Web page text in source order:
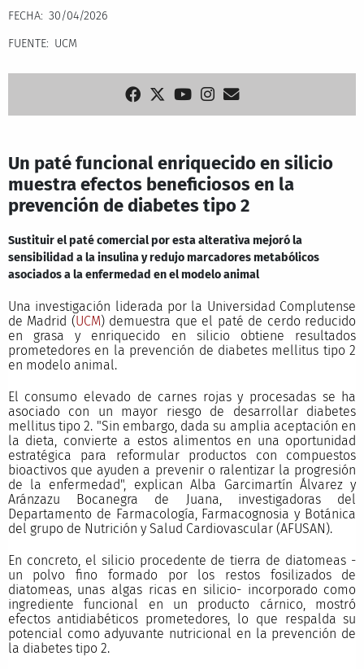
FECHA
30/04/2026
FUENTE
UCM
Un paté funcional enriquecido en silicio
muestra efectos beneficiosos en la
prevención de diabetes tipo 2
Sustituir el paté comercial por esta alterativa mejoró la
sensibilidad a la insulina y redujo marcadores metabólicos
asociados a la enfermedad en el modelo animal
Una investigación liderada por la Universidad Complutense
de Madrid (UCM) demuestra que el paté de cerdo reducido
en grasa y enriquecido en silicio obtiene resultados
prometedores en la prevención de diabetes mellitus tipo 2
en modelo animal.
El consumo elevado de carnes rojas y procesadas se ha
asociado con un mayor riesgo de desarrollar diabetes
mellitus tipo 2. "Sin embargo, dada su amplia aceptación en
la dieta, convierte a estos alimentos en una oportunidad
estratégica para reformular productos con compuestos
bioactivos que ayuden a prevenir o ralentizar la progresión
de la enfermedad", explican Alba Garcimartín Álvarez y
Aránzazu Bocanegra de Juana, investigadoras del
Departamento de Farmacología, Farmacognosia y Botánica
del grupo de Nutrición y Salud Cardiovascular (AFUSAN).
En concreto, el silicio procedente de tierra de diatomeas -
un polvo fino formado por los restos fosilizados de
diatomeas, unas algas ricas en silicio- incorporado como
ingrediente funcional en un producto cárnico, mostró
efectos antidiabéticos prometedores, lo que respalda su
potencial como adyuvante nutricional en la prevención de
la diabetes tipo 2.